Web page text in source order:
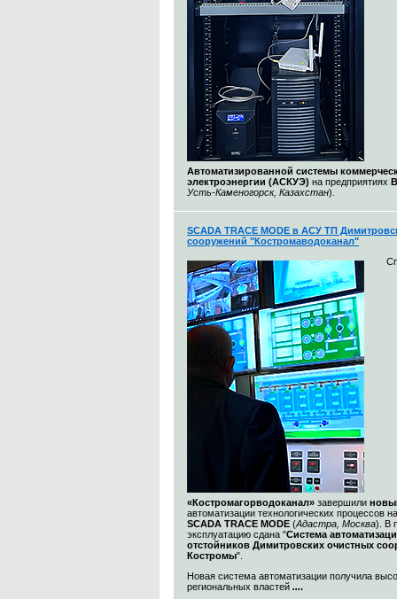
Автоматизированной системы
электроэнергии (АСКУЭ) на предприятиях
Усть-Каменогорск, Казахстан).
SCADA TRACE MODE в АСУ ТП
сооружений "Костромаводоканал"
«Костромагорводоканал» завершили
автоматизации технологических процессов
SCADA TRACE MODE (Адастра, Москва). В
эксплуатацию сдана "Система
отстойников Димитровских очистных
Костромы".
Новая система автоматизации получила
региональных властей ....